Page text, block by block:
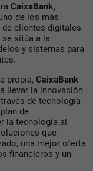
CaixaBank,
de los más
de clientes digitales
sitúa a la
y sistemas para
propia, CaixaBank
llevar la innovación
de tecnología
de
la tecnología al
que
una mejor oferta
financieros y un